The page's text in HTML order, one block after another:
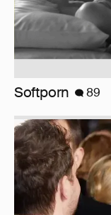
Softporn 89